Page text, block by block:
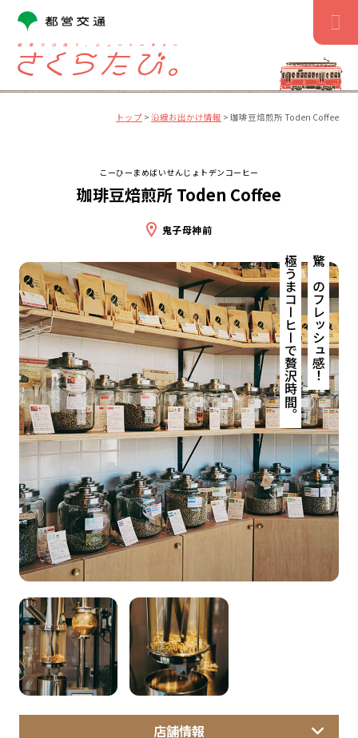
へ
トップ > 沿線お出かけ情報 > 珈琲豆焙煎所 Toden Coffee
こーひーまめばいせんじょトデンコーヒー
珈琲豆焙煎所 Toden Coffee
鬼子母神前
驚きのフレッシュ感！
極うまコーヒーで贅沢時間。
店舗情報